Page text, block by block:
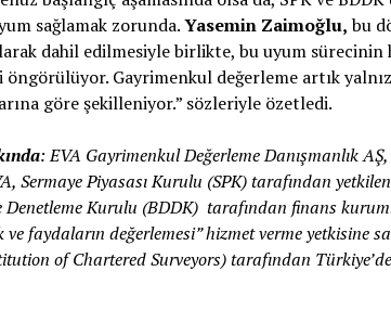
sağlamak zorunda.Yasemin Zaimoğlu,bu
dahil edilmesiyle birlikte, bu uyum
öngörülüyor. Gayrimenkul değerleme artık
göre şekilleniyor.” sözleriyle özetledi.
: EVA Gayrimenkul Değerleme Danışmanlık
Sermaye Piyasası Kurulu (SPK) tarafından
Denetleme Kurulu (BDDK) tarafından finans
faydaların değerlemesi” hizmet verme yetkisine
of Chartered Surveyors) tarafından